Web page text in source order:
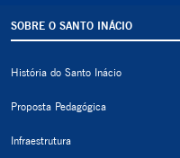
SOBRE O SANTO INÁCIO
História do Santo Inácio
Proposta Pedagógica
Infraestrutura